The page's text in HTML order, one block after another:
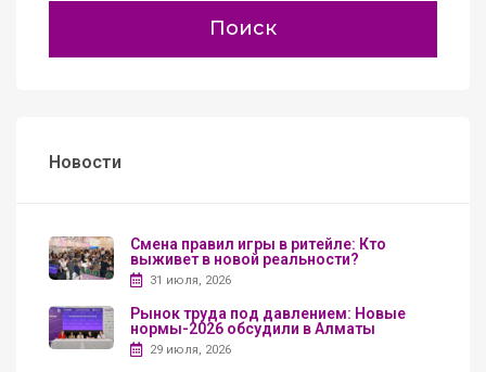
Поиск
Новости
Смена правил игры в ритейле: Кто
выживет в новой реальности?
31 июля, 2026
Рынок труда под давлением: Новые
нормы-2026 обсудили в Алматы
29 июля, 2026